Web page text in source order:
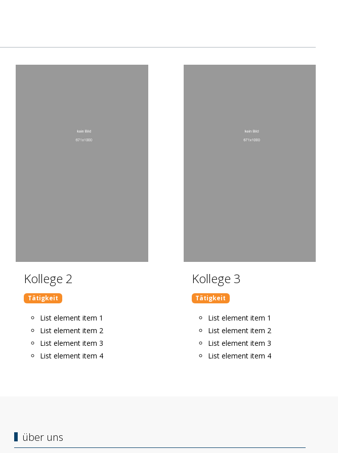
Kollege 2
Tätigkeit
List element item 1
List element item 2
List element item 3
List element item 4
Kollege 3
Tätigkeit
List element item 1
List element item 2
List element item 3
List element item 4
über uns